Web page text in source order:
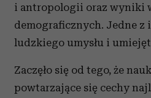
i antropologii oraz wyniki
demograficznych. Jedne
ludzkiego umysłu i
Zaczęło się od tego, że
powtarzające się cechy